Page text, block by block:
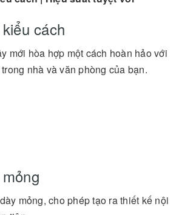
cách
mới hòa hợp một cách hoàn hảo với
nhà và văn phòng của bạn.
mỏng, cho phép tạo ra thiết kế nội